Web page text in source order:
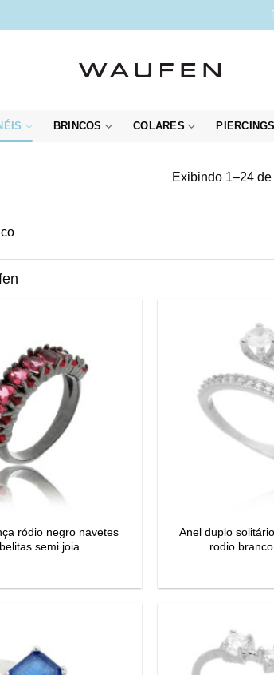
BRINCOS COLARES PIERCINGS
Exibindo 1–24
ródio negro navetes
semi joia
Anel duplo
rodio